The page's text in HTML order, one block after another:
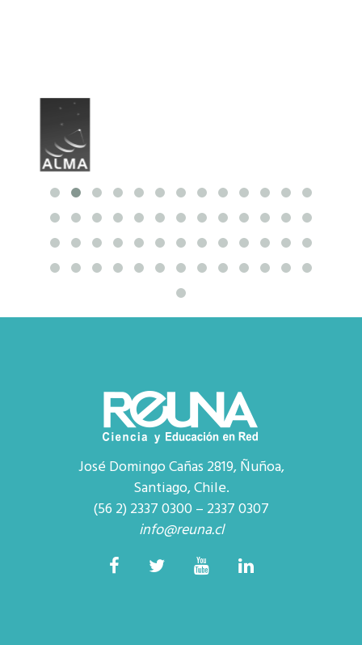
José Domingo Cañas 2819, Ñuñoa,
Santiago, Chile.
(56 2) 2337 0300 – 2337 0307
info@reuna.cl